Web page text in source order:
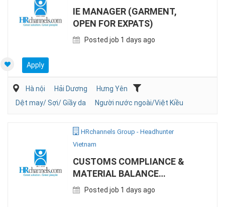
IE MANAGER (GARMENT,
OPEN FOR EXPATS)
Posted job 1 days ago
Apply
Hà nội Hải Dương
Hưng Yên
Dệt may/ Sợi/ Giầy da
Người nước ngoài/Việt Kiều
HRchannels Group - Headhunter
Vietnam
CUSTOMS COMPLIANCE &
MATERIAL BALANCE
SPECIALIST (EPE)
Posted job 1 days ago